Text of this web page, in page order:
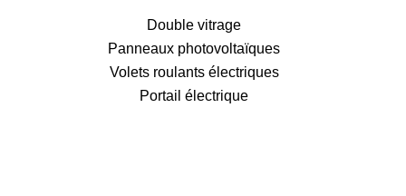
Double vitrage
Panneaux photovoltaïques
Volets roulants électriques
Portail électrique